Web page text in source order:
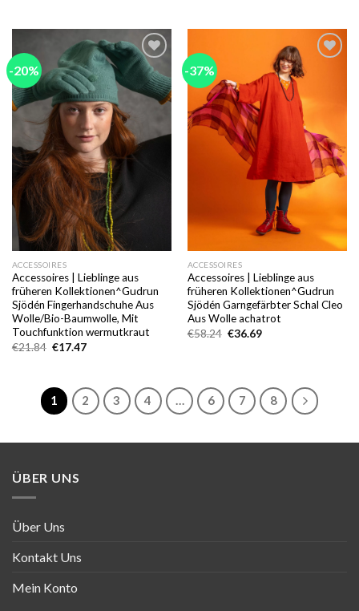
-20%
Add to
wishlist
ACCESSOIRES
Accessoires | Lieblinge aus
früheren Kollektionen^Gudrun
Sjödén Fingerhandschuhe Aus
Wolle/Bio-Baumwolle, Mit
Touchfunktion wermutkraut
€21.84 Ursprünglicher
€17.47Aktueller
-37%
ACCESSOIRES
Accessoires | Lieblinge aus
früheren Kollektionen^Gudrun
Sjödén Garngefärbter Schal Cleo
Aus Wolle achatrot
€58.24 Ursprünglicher
€36.69Aktueller
1 2 3 4 … 6 7 8
ÜBER UNS
Über Uns
Kontakt Uns
Mein Konto